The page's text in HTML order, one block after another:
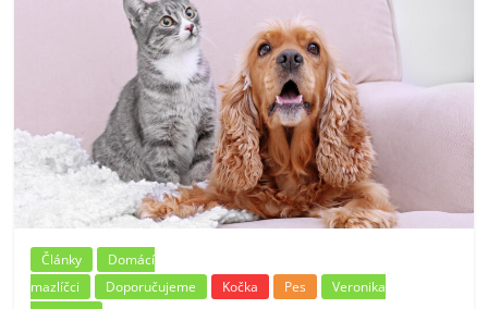
Články
Domácí
mazlíčci
Doporučujeme Kočka Pes
Veronika